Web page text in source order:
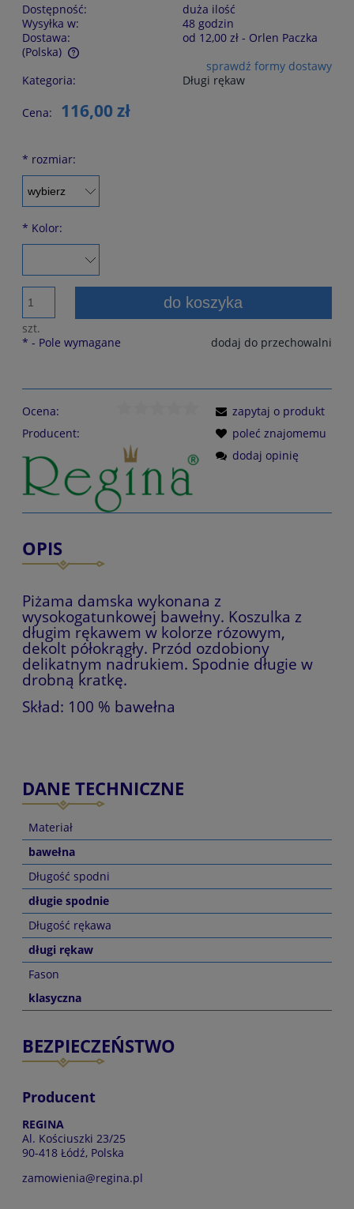
Dostępność:
duża ilość
Wysyłka w:
48 godzin
Dostawa:
od 12,00 zł - Orlen Paczka
(Polska)
Cena nie zawiera ewentualnych kosztów płatności
sprawdź formy dostawy
Kategoria:
Długi rękaw
Cena: 116,00 zł
* rozmiar:
* Kolor:
szt.
do koszyka
dodaj do przechowalni
* - Pole wymagane
Ocena:
Producent:
zapytaj o produkt
poleć znajomemu
dodaj opinię
OPIS
Piżama damska wykonana z
wysokogatunkowej bawełny. Koszulka z
długim rękawem w kolorze rózowym,
dekolt półokrągły. Przód ozdobiony
delikatnym nadrukiem. Spodnie długie w
drobną kratkę.
Skład: 100 % bawełna
DANE TECHNICZNE
Materiał
bawełna
Długość spodni
długie spodnie
Długość rękawa
długi rękaw
Fason
klasyczna
BEZPIECZEŃSTWO
Producent
REGINA
Al. Kościuszki 23/25
90-418 Łódź, Polska
zamowienia@regina.pl